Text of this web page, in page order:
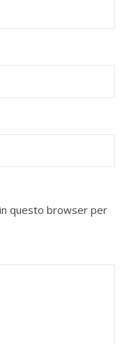
questo browser per